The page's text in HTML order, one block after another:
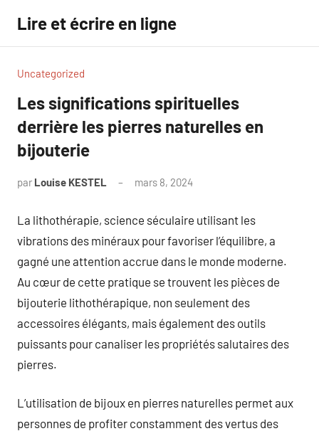
contenu
Lire et écrire en ligne
Uncategorized
Les significations spirituelles
derrière les pierres naturelles en
bijouterie
par Louise KESTEL mars 8, 2024
La lithothérapie, science séculaire utilisant les
vibrations des minéraux pour favoriser l’équilibre, a
gagné une attention accrue dans le monde moderne.
Au cœur de cette pratique se trouvent les pièces de
bijouterie lithothérapique, non seulement des
accessoires élégants, mais également des outils
puissants pour canaliser les propriétés salutaires des
pierres.
L’utilisation de bijoux en pierres naturelles permet aux
personnes de profiter constamment des vertus des